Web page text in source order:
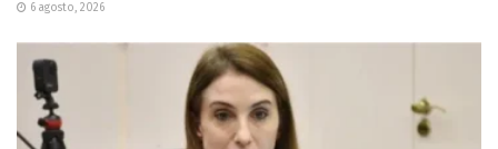
6 agosto, 2026